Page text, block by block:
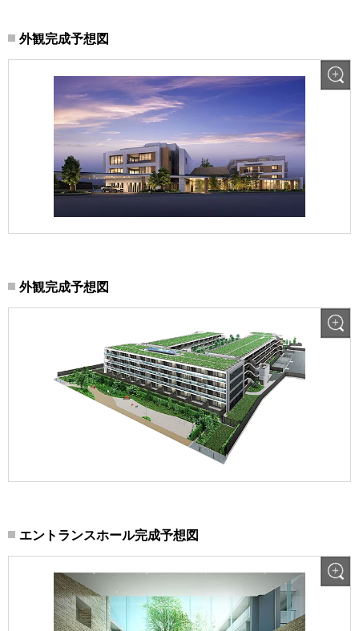
外観完成予想図
外観完成予想図
エントランスホール完成予想図